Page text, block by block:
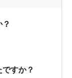
すか？